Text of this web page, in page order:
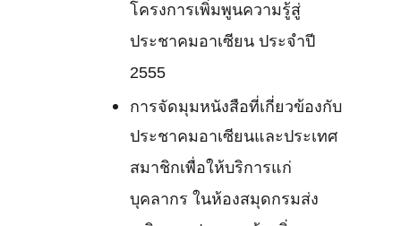
โครงการเพิ่มพูนความรู้สู่
ประชาคมอาเซียน ประจำปี
2555
การจัดมุมหนังสือที่เกี่ยวข้องกับ
ประชาคมอาเซียนและประเทศ
สมาชิกเพื่อให้บริการแก่
บุคลากร ในห้องสมุดกรมส่ง